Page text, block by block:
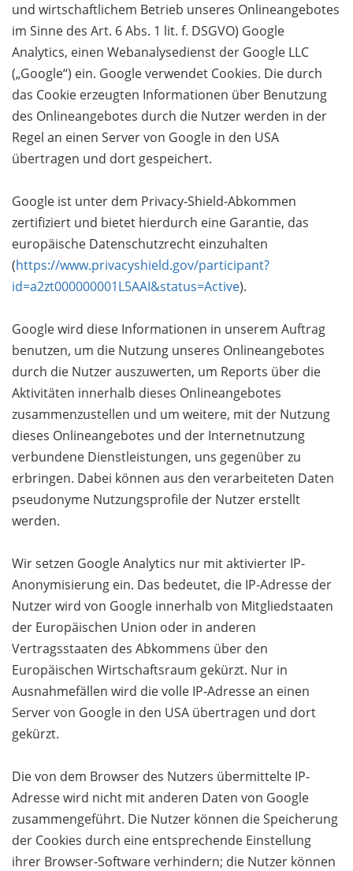
und wirtschaftlichem Betrieb unseres Onlineangebotes
im Sinne des Art. 6 Abs. 1 lit. f. DSGVO) Google
Analytics, einen Webanalysedienst der Google LLC
(„Google“) ein. Google verwendet Cookies. Die durch
das Cookie erzeugten Informationen über Benutzung
des Onlineangebotes durch die Nutzer werden in der
Regel an einen Server von Google in den USA
übertragen und dort gespeichert.
Google ist unter dem Privacy-Shield-Abkommen
zertifiziert und bietet hierdurch eine Garantie, das
europäische Datenschutzrecht einzuhalten
(https://www.privacyshield.gov/participant?
id=a2zt000000001L5AAI&status=Active).
Google wird diese Informationen in unserem Auftrag
benutzen, um die Nutzung unseres Onlineangebotes
durch die Nutzer auszuwerten, um Reports über die
Aktivitäten innerhalb dieses Onlineangebotes
zusammenzustellen und um weitere, mit der Nutzung
dieses Onlineangebotes und der Internetnutzung
verbundene Dienstleistungen, uns gegenüber zu
erbringen. Dabei können aus den verarbeiteten Daten
pseudonyme Nutzungsprofile der Nutzer erstellt
werden.
Wir setzen Google Analytics nur mit aktivierter IP-
Anonymisierung ein. Das bedeutet, die IP-Adresse der
Nutzer wird von Google innerhalb von Mitgliedstaaten
der Europäischen Union oder in anderen
Vertragsstaaten des Abkommens über den
Europäischen Wirtschaftsraum gekürzt. Nur in
Ausnahmefällen wird die volle IP-Adresse an einen
Server von Google in den USA übertragen und dort
gekürzt.
Die von dem Browser des Nutzers übermittelte IP-
Adresse wird nicht mit anderen Daten von Google
zusammengeführt. Die Nutzer können die Speicherung
der Cookies durch eine entsprechende Einstellung
ihrer Browser-Software verhindern; die Nutzer können